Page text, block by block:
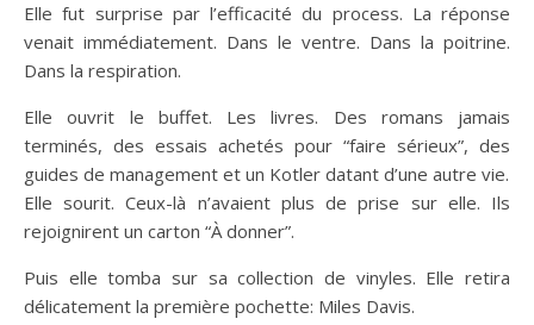
Elle fut surprise par l’efficacité du process. La réponse
venait immédiatement. Dans le ventre. Dans la poitrine.
Dans la respiration.
Elle ouvrit le buffet. Les livres. Des romans jamais
terminés, des essais achetés pour “faire sérieux”, des
guides de management et un Kotler datant d’une autre vie.
Elle sourit. Ceux-là n’avaient plus de prise sur elle. Ils
rejoignirent un carton “À donner”.
Puis elle tomba sur sa collection de vinyles. Elle retira
délicatement la première pochette: Miles Davis.